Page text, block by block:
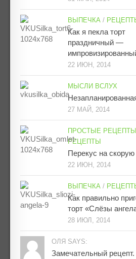
ВЫПЕЧКА /
Как я пекла торт
праздничный —
22 ИЮН, 2014
МЫСЛИ ВСЛУХ
27 МАЙ, 2014
ПРОСТЫЕ РЕЦЕПТЫ
РЕЦЕПТЫ
Перекус на скорую
22 ИЮН, 2014
ВЫПЕЧКА /
Как правильно
торт «Слёзы
28 ИЮЛ, 2014
ОЛЯ SAYS:
Замечательный